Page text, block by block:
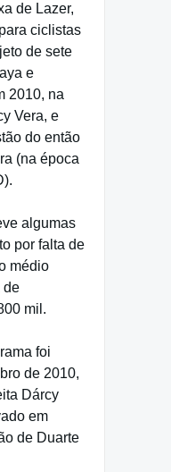
de Lazer,
ciclistas
de sete
e
2010, na
Vera, e
do então
(na época
algumas
por falta de
médio
de
mil.
foi
de 2010,
Dárcy
em
de Duarte